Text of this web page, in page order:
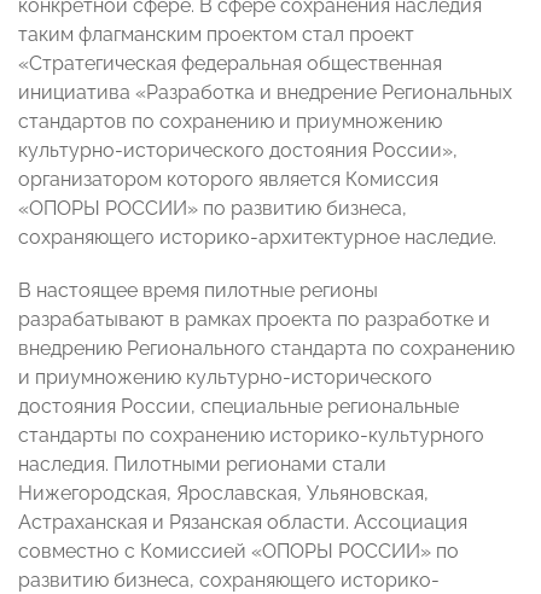
конкретной сфере. В сфере сохранения наследия
таким флагманским проектом стал проект
«Стратегическая федеральная общественная
инициатива «Разработка и внедрение Региональных
стандартов по сохранению и приумножению
культурно-исторического достояния России»,
организатором которого является Комиссия
«ОПОРЫ РОССИИ» по развитию бизнеса,
сохраняющего историко-архитектурное наследие.
В настоящее время пилотные регионы
разрабатывают в рамках проекта по разработке и
внедрению Регионального стандарта по сохранению
и приумножению культурно-исторического
достояния России, специальные региональные
стандарты по сохранению историко-культурного
наследия. Пилотными регионами стали
Нижегородская, Ярославская, Ульяновская,
Астраханская и Рязанская области. Ассоциация
совместно с Комиссией «ОПОРЫ РОССИИ» по
развитию бизнеса, сохраняющего историко-